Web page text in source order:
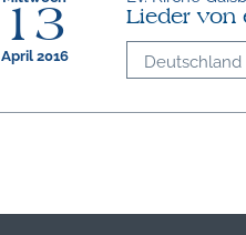
13
April 2016
Lieder von
Deutschland